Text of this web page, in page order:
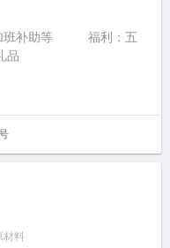
加班补助等 福利：五
品
料